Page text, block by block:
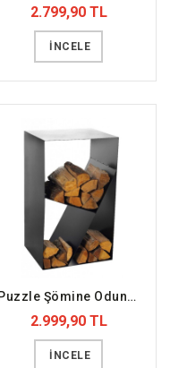
2.799,90 TL
İNCELE
Puzzle Şömine Odunluk (DFFODN7)
2.999,90 TL
İNCELE